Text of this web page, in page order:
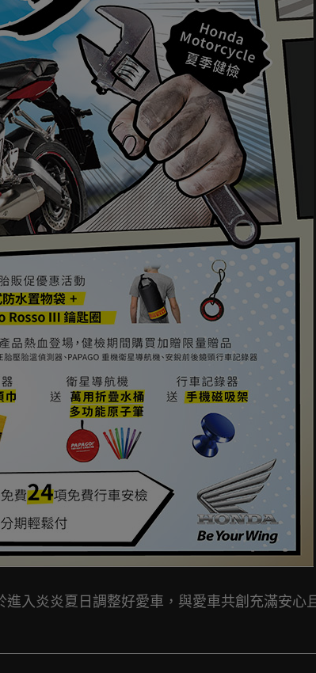
入炎炎夏日調整好愛車，與愛車共創充滿安心